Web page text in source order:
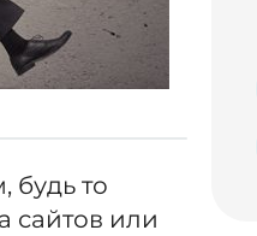
будь то
сайтов или